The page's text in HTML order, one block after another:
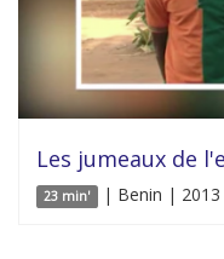
Les jumeaux de
23 min' | Benin | 2013